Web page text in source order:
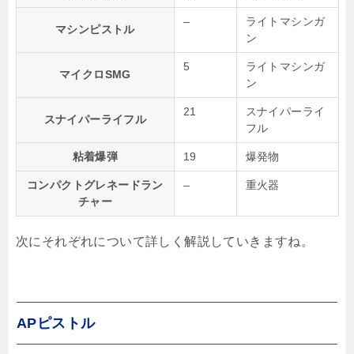
マシンピストル
–
ライトマシンガ
ン
マイクロSMG
5
ライトマシンガ
ン
スナイパーライフル
21
スナイパーライ
フル
粘着爆弾 19 爆発物
コンパクトグレネードラン
チャー
– 重火器
次にそれぞれについて詳しく解説していきますね。
APピストル